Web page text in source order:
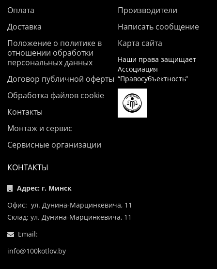
Оплата
Доставка
Положение о политике в
отношении обработки
персональных данных
Договор публичной оферты
Обработка файлов cookie
Контакты
Монтаж и сервис
Сервисные организации
Производители
Написать сообщение
Карта сайта
Наши права защищает
Ассоциация
“Правосубъектность”
КОНТАКТЫ
Адрес: г. Минск
Офис: ул. Дунина-Марцинкевича, 11
Склад: ул. Дунина-Марцинкевича, 11
Email:
info@100kotlov.by